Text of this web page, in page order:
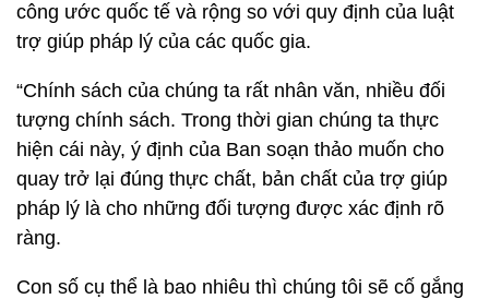
công ước quốc tế và rộng so với quy định của luật
trợ giúp pháp lý của các quốc gia.
“Chính sách của chúng ta rất nhân văn, nhiều đối
tượng chính sách. Trong thời gian chúng ta thực
hiện cái này, ý định của Ban soạn thảo muốn cho
quay trở lại đúng thực chất, bản chất của trợ giúp
pháp lý là cho những đối tượng được xác định rõ
ràng.
Con số cụ thể là bao nhiêu thì chúng tôi sẽ cố gắng